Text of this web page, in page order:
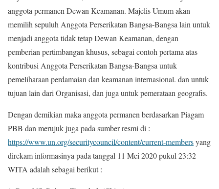
anggota permanen Dewan Keamanan. Majelis Umum akan
memilih sepuluh Anggota Perserikatan Bangsa-Bangsa lain untuk
menjadi anggota tidak tetap Dewan Keamanan, dengan
pemberian pertimbangan khusus, sebagai contoh pertama atas
kontribusi Anggota Perserikatan Bangsa-Bangsa untuk
pemeliharaan perdamaian dan keamanan internasional. dan untuk
tujuan lain dari Organisasi, dan juga untuk pemerataan geografis.
Dengan demikian maka anggota permanen berdasarkan Piagam
PBB dan merujuk juga pada sumber resmi di :
https://www.un.org/securitycouncil/content/current-membersyang
direkam informasinya pada tanggal 11 Mei 2020 pukul 23:32
WITA adalah sebagai berikut :